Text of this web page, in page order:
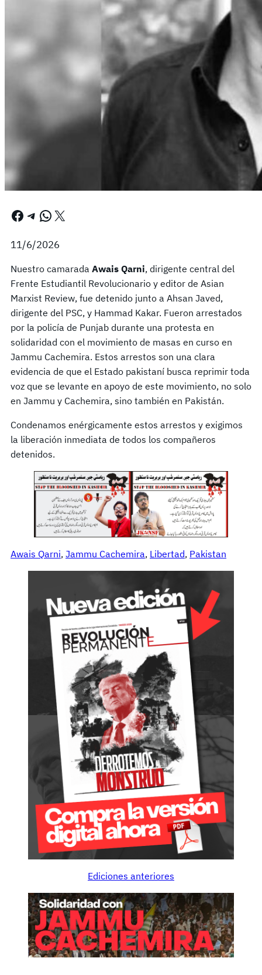
Facebook Telegram WhatsApp X
11/6/2026
Nuestro camarada Awais Qarni, dirigente central del
Frente Estudiantil Revolucionario y editor de Asian
Marxist Review, fue detenido junto a Ahsan Javed,
dirigente del PSC, y Hammad Kakar. Fueron arrestados
por la policía de Punjab durante una protesta en
solidaridad con el movimiento de masas en curso en
Jammu Cachemira. Estos arrestos son una clara
evidencia de que el Estado pakistaní busca reprimir toda
voz que se levante en apoyo de este movimiento, no solo
en Jammu y Cachemira, sino también en Pakistán.
Condenamos enérgicamente estos arrestos y exigimos
la liberación inmediata de todos los compañeros
detenidos.
Awais Qarni, Jammu Cachemira, Libertad, Pakistan
Ediciones anteriores